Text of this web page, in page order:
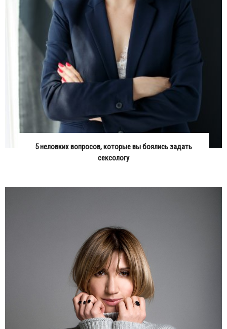
5 неловких вопросов, которые вы боялись задать
сексологу